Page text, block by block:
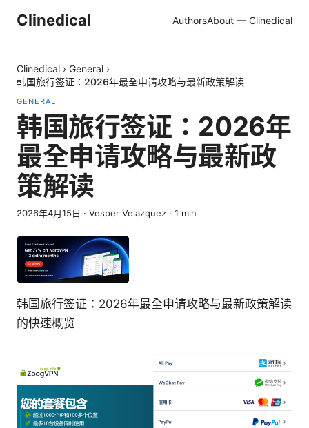
Clinedical AuthorsAbout — Clinedical
Clinedical › General ›
韩国旅行签证：2026年最全申请攻略与最新政策解读
GENERAL
韩国旅行签证：2026年
最全申请攻略与最新政
策解读
2026年4月15日 · Vesper Velazquez · 1 min
韩国旅行签证：2026年最全申请攻略与最新政策解读
的快速概览